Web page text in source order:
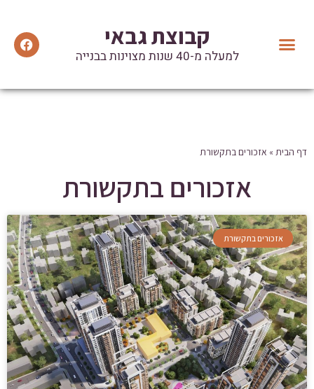
קבוצת גבאי
למעלה מ-40 שנות מצוינות בבנייה
דף הבית » אזכורים בתקשורת
אזכורים בתקשורת
אזכורים בתקשורת